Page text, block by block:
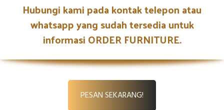
Hubungi kami pada kontak telepon atau
whatsapp yang sudah tersedia untuk
informasi ORDER FURNITURE.
PESAN SEKARANG!